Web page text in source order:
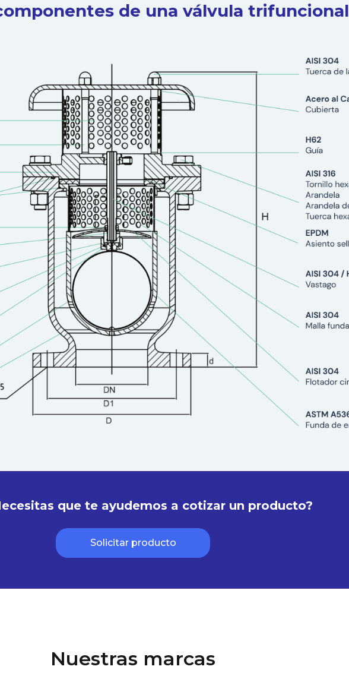
de una válvula trifuncional
que te ayudemos a cotizar un producto?
Solicitar producto
Nuestras marcas